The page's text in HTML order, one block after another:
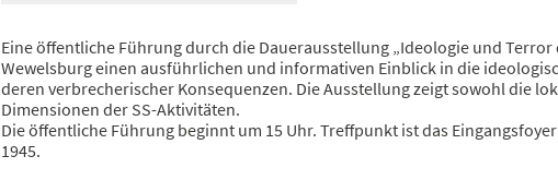
Eine öffentliche Führung durch die Dauerausstellung „Ideologie und
Wewelsburg einen ausführlichen und informativen Einblick in die
deren verbrecherischer Konsequenzen. Die Ausstellung zeigt sowohl die
Dimensionen der SS-Aktivitäten.
Die öffentliche Führung beginnt um 15 Uhr. Treffpunkt ist das
1945.